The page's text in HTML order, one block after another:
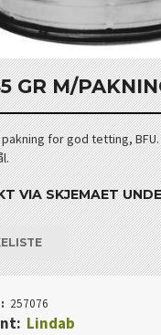
GR M/
pakning for god tetting,
VIA SKJEMAET
257076
Lindab